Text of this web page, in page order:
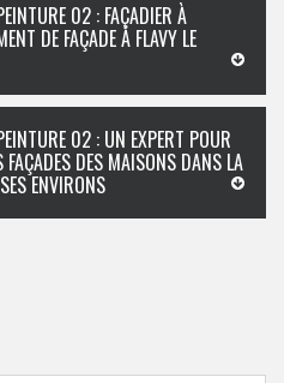
02 : FAÇADIER À
DE FAÇADE À FLAVY LE
02 : UN EXPERT POUR
FAÇADES DES MAISONS DANS LA
ENVIRONS